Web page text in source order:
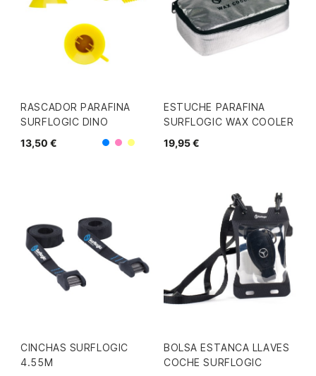
RASCADOR PARAFINA
SURFLOGIC DINO
13,50 €
AzulRosaAmarillo
ESTUCHE PARAFINA
SURFLOGIC WAX COOLER
19,95 €
CINCHAS SURFLOGIC
4.55M
BOLSA ESTANCA LLAVES
COCHE SURFLOGIC